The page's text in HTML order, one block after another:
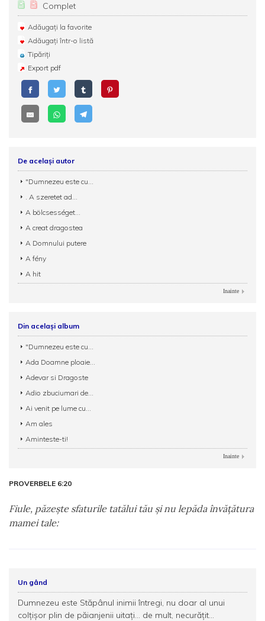
Complet
Adăugați la favorite
Adăugați într-o listă
Tipăriți
Export pdf
De același autor
"Dumnezeu este cu...
. A szeretet ad...
A bölcsességet...
A creat dragostea
A Domnului putere
A fény
A hit
Inainte
Din același album
"Dumnezeu este cu...
Ada Doamne ploaie...
Adevar si Dragoste
Adio zbuciumari de...
Ai venit pe lume cu...
Am ales
Aminteste-ti!
Inainte
PROVERBELE 6:20
Fiule, păzeşte sfaturile tatălui tău şi nu lepăda învăţătura
mamei tale:
Un gând
Dumnezeu este Stăpânul inimii întregi, nu doar al unui
colţişor plin de păianjenii uitaţi... de mult, necurăţit...